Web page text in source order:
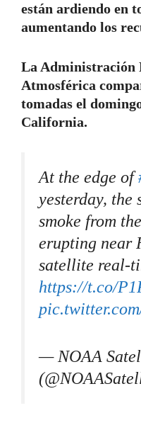
están ardiendo en
aumentando los
La Administración
Atmosférica
tomadas el
California.
At the edge of
yesterday, the
smoke from
erupting near
satellite real-
https://t.co/
— NOAA